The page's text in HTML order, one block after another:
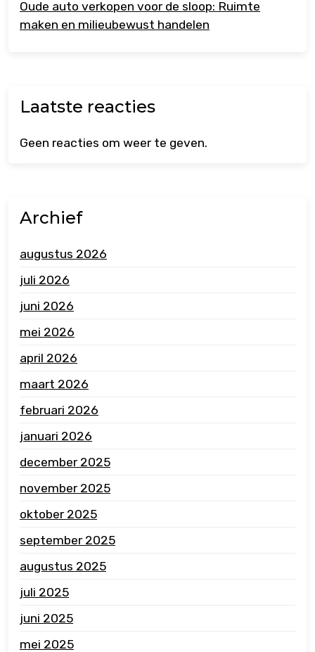
Oude auto verkopen voor de sloop: Ruimte
maken en milieubewust handelen
Laatste reacties
Geen reacties om weer te geven.
Archief
augustus 2026
juli 2026
juni 2026
mei 2026
april 2026
maart 2026
februari 2026
januari 2026
december 2025
november 2025
oktober 2025
september 2025
augustus 2025
juli 2025
juni 2025
mei 2025